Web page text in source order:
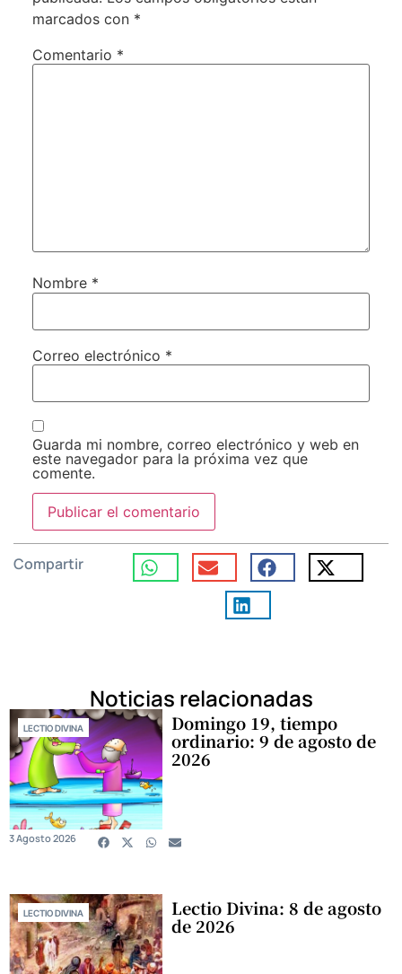
marcados con *
Comentario *
Nombre *
Correo electrónico *
Guarda mi nombre, correo electrónico y web en
este navegador para la próxima vez que
comente.
Compartir
Noticias relacionadas
LECTIO DIVINA Domingo 19, tiempo
ordinario: 9 de agosto de
2026
3 Agosto 2026
LECTIO DIVINA Lectio Divina: 8 de agosto
de 2026